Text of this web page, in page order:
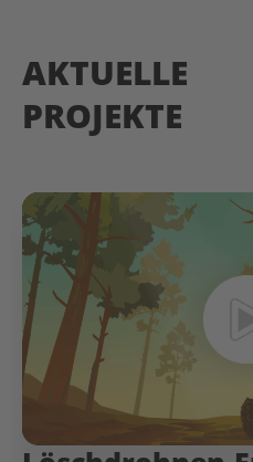
AKTUELLE
PROJEKTE